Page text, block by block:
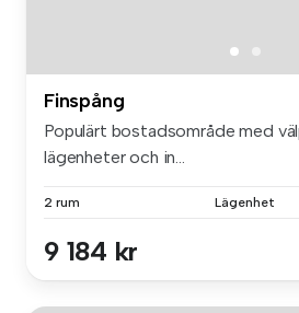
Finspång
Populärt bostadsområde med
lägenheter och in...
2 rum Lägenhet
9 184 kr